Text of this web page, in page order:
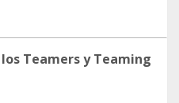
Teamers y Teaming